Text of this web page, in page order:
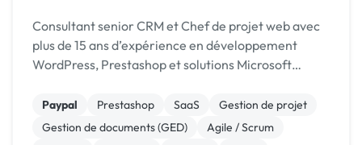
Consultant senior CRM et Chef de projet web avec
plus de 15 ans d’expérience en développement
WordPress, Prestashop et solutions Microsoft
Paypal Prestashop SaaS
Gestion de projet
Gestion de documents (GED)
Agile / Scrum